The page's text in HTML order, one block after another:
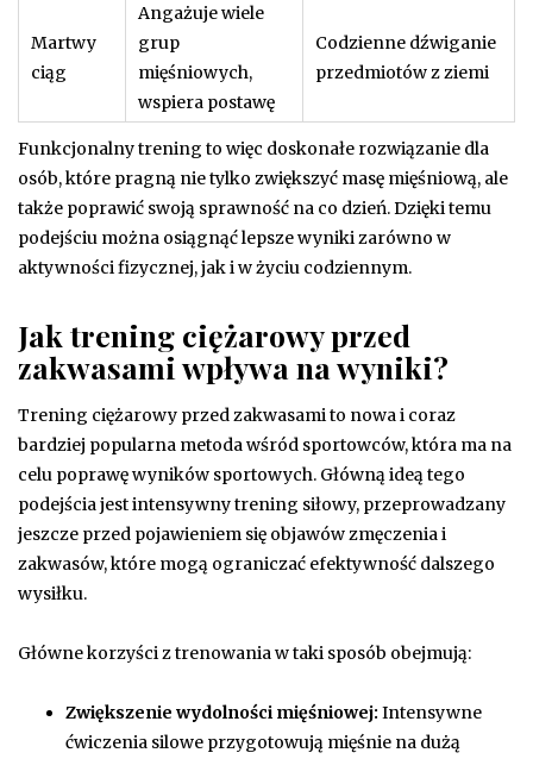
Martwy
ciąg
Angażuje wiele
grup
mięśniowych,
wspiera postawę
Codzienne dźwiganie
przedmiotów z ziemi
Funkcjonalny trening to więc doskonałe rozwiązanie dla
osób, które pragną nie tylko zwiększyć masę mięśniową, ale
także poprawić swoją sprawność na co dzień. Dzięki temu
podejściu można osiągnąć lepsze wyniki zarówno w
aktywności fizycznej, jak i w życiu codziennym.
Jak trening ciężarowy przed
zakwasami wpływa na wyniki?
Trening ciężarowy przed zakwasami to nowa i coraz
bardziej popularna metoda wśród sportowców, która ma na
celu poprawę wyników sportowych. Główną ideą tego
podejścia jest intensywny trening siłowy, przeprowadzany
jeszcze przed pojawieniem się objawów zmęczenia i
zakwasów, które mogą ograniczać efektywność dalszego
wysiłku.
Główne korzyści z trenowania w taki sposób obejmują:
Zwiększenie wydolności mięśniowej: Intensywne
ćwiczenia silowe przygotowują mięśnie na dużą